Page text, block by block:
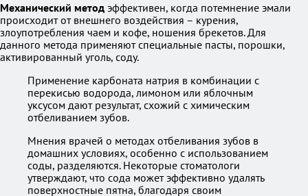
Механический метод эффективен, когда потемнение эмали
происходит от внешнего воздействия – курения,
злоупотребления чаем и кофе, ношения брекетов. Для
данного метода применяют специальные пасты, порошки,
активированный уголь, соду.
Применение карбоната натрия в комбинации с
перекисью водорода, лимоном или яблочным
уксусом дают результат, схожий с химическим
отбеливанием зубов.
Мнения врачей о методах отбеливания зубов в
домашних условиях, особенно с использованием
соды, разделяются. Некоторые стоматологи
утверждают, что сода может эффективно удалять
поверхностные пятна, благодаря своим